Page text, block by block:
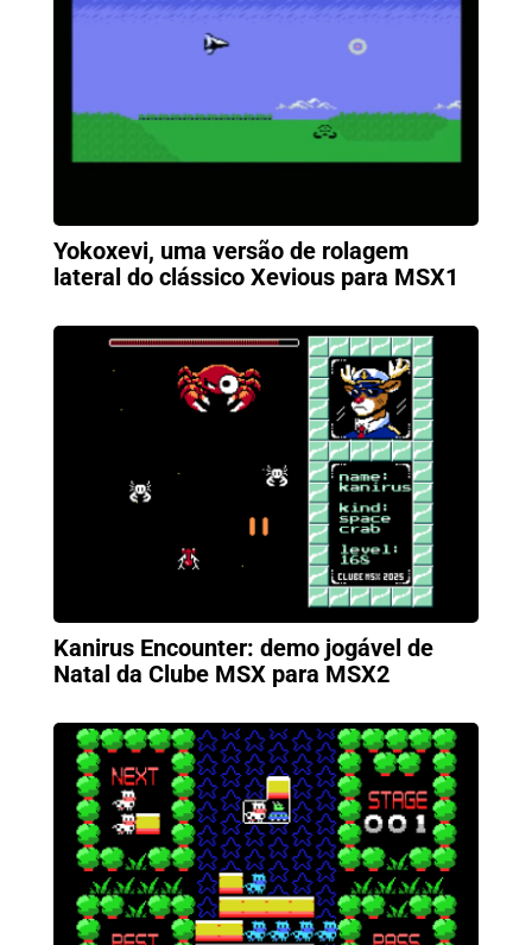
Yokoxevi, uma versão de rolagem
lateral do clássico Xevious para MSX1
Kanirus Encounter: demo jogável de
Natal da Clube MSX para MSX2